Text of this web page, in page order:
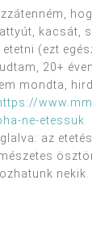
kacsát,
(ezt
20+
mondta,
ne-etessuk
az etetés
nekik.